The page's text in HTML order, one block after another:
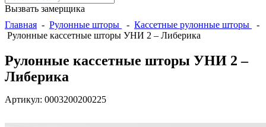
Вызвать замерщика
Главная - Рулонные шторы - Кассетные рулонные шторы
-
Рулонные кассетные шторы УНИ 2 – Либерика
Рулонные кассетные шторы УНИ 2 –
Либерика
Артикул: 0003200200225